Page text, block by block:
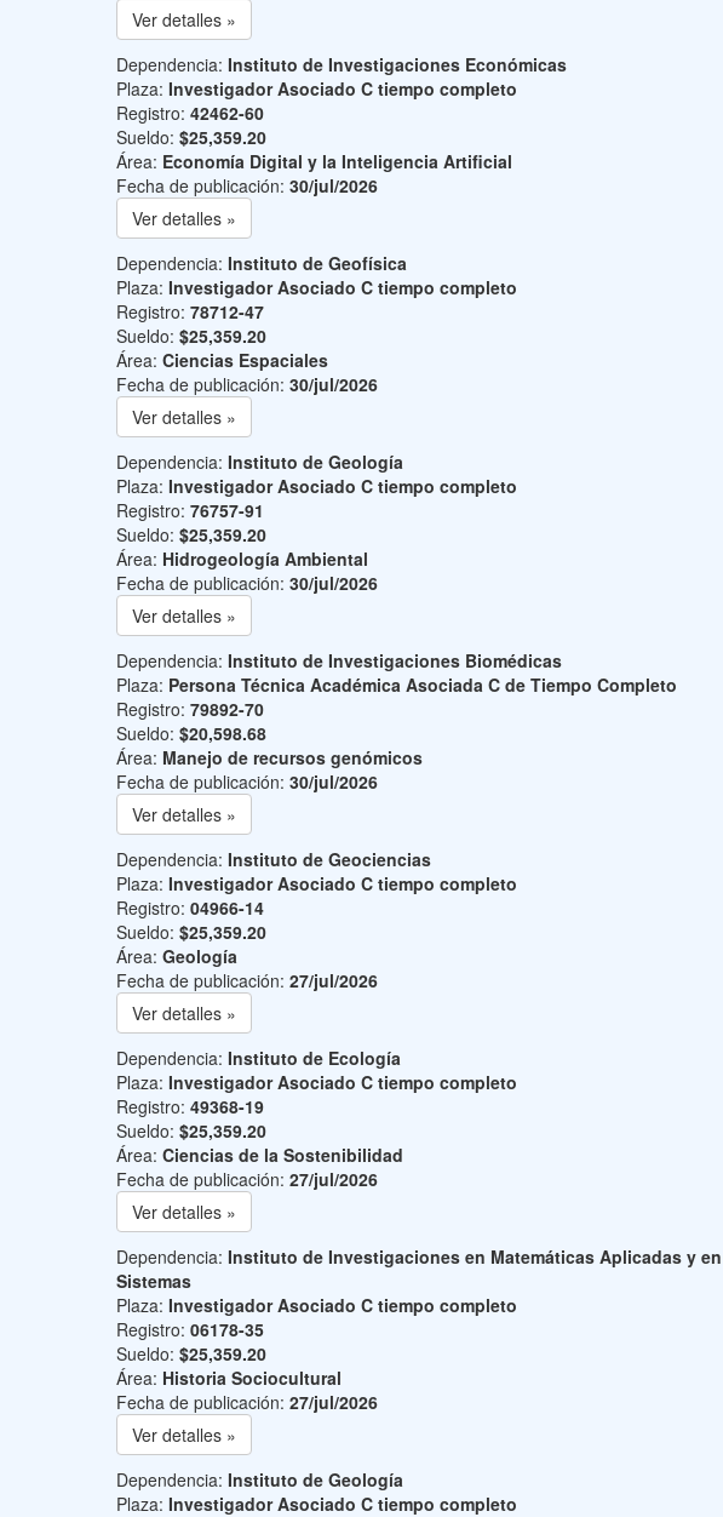
Ver detalles »
Dependencia: Instituto de Investigaciones Económicas
Plaza: Investigador Asociado C tiempo completo
Registro: 42462-60
Sueldo: $25,359.20
Área: Economía Digital y la Inteligencia Artificial
Fecha de publicación: 30/jul/2026
Ver detalles »
Dependencia: Instituto de Geofísica
Plaza: Investigador Asociado C tiempo completo
Registro: 78712-47
Sueldo: $25,359.20
Área: Ciencias Espaciales
Fecha de publicación: 30/jul/2026
Ver detalles »
Dependencia: Instituto de Geología
Plaza: Investigador Asociado C tiempo completo
Registro: 76757-91
Sueldo: $25,359.20
Área: Hidrogeología Ambiental
Fecha de publicación: 30/jul/2026
Ver detalles »
Dependencia: Instituto de Investigaciones Biomédicas
Plaza: Persona Técnica Académica Asociada C de Tiempo Completo
Registro: 79892-70
Sueldo: $20,598.68
Área: Manejo de recursos genómicos
Fecha de publicación: 30/jul/2026
Ver detalles »
Dependencia: Instituto de Geociencias
Plaza: Investigador Asociado C tiempo completo
Registro: 04966-14
Sueldo: $25,359.20
Área: Geología
Fecha de publicación: 27/jul/2026
Ver detalles »
Dependencia: Instituto de Ecología
Plaza: Investigador Asociado C tiempo completo
Registro: 49368-19
Sueldo: $25,359.20
Área: Ciencias de la Sostenibilidad
Fecha de publicación: 27/jul/2026
Ver detalles »
Dependencia: Instituto de Investigaciones en Matemáticas Aplicadas y en
Sistemas
Plaza: Investigador Asociado C tiempo completo
Registro: 06178-35
Sueldo: $25,359.20
Área: Historia Sociocultural
Fecha de publicación: 27/jul/2026
Ver detalles »
Dependencia: Instituto de Geología
Plaza: Investigador Asociado C tiempo completo